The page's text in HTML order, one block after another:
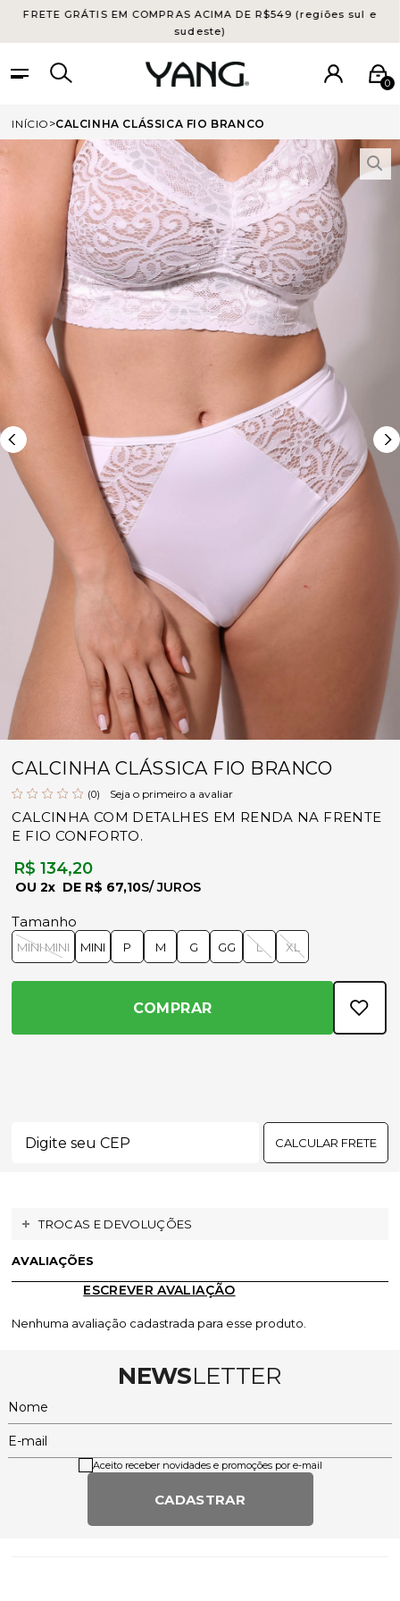
FRETE GRÁTIS EM COMPRAS ACIMA DE R$549 (regiões sul e
sudeste)
0
INÍCIO CALCINHA CLÁSSICA FIO BRANCO
CALCINHA CLÁSSICA FIO BRANCO
(0) Seja o primeiro a avaliar
CALCINHA COM DETALHES EM RENDA NA FRENTE
E FIO CONFORTO.
R$ 134,20
2x R$ 67,10
Tamanho
MINI MINI MINI P M G GG L XL
COMPRAR
CALCULAR FRETE
TROCAS E DEVOLUÇÕES
AVALIAÇÕES
ESCREVER AVALIAÇÃO
Nenhuma avaliação cadastrada para esse produto.
NEWSLETTER
Nome
E-mail
CADASTRAR
Aceito receber novidades e promoções por e-mail